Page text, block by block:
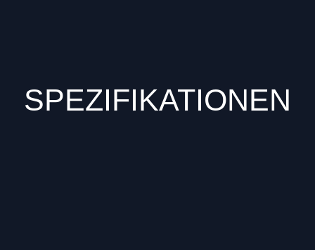
SPEZIFIKATIONEN